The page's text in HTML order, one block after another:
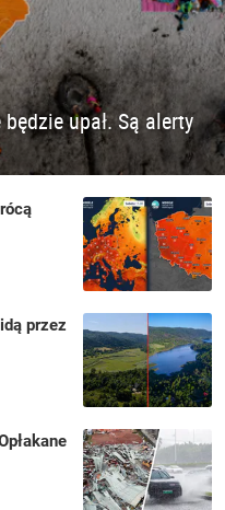
upał. Są alerty
przez